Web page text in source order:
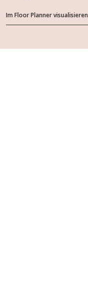
Im Floor Planner visualisieren